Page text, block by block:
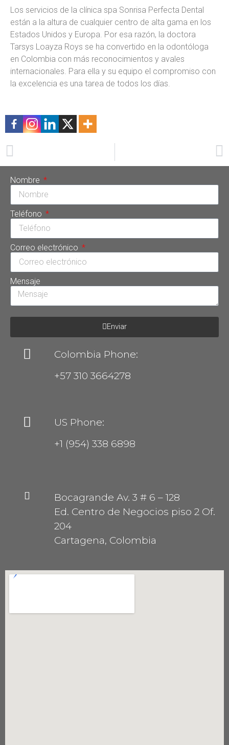
Los servicios de la clínica spa Sonrisa Perfecta Dental
están a la altura de cualquier centro de alta gama en los
Estados Unidos y Europa. Por esa razón, la doctora
Tarsys Loayza Roys se ha convertido en la odontóloga
en Colombia con más reconocimientos y avales
internacionales. Para ella y su equipo el compromiso con
la excelencia es una tarea de todos los días.
Nombre
Teléfono
Correo electrónico
Mensaje
Enviar
Colombia Phone:
+57 310 3664278
US Phone:
+1 (954) 338 6898
Bocagrande Av. 3 # 6 – 128
Ed. Centro de Negocios piso 2 Of.
204
Cartagena, Colombia